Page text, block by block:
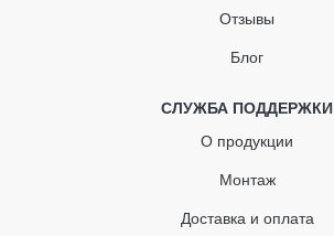
Муфта водосточной трубы
Тройник водосточной трубы
Отзывы
Блог
СЛУЖБА ПОДДЕРЖКИ
О продукции
Монтаж
Доставка и оплата